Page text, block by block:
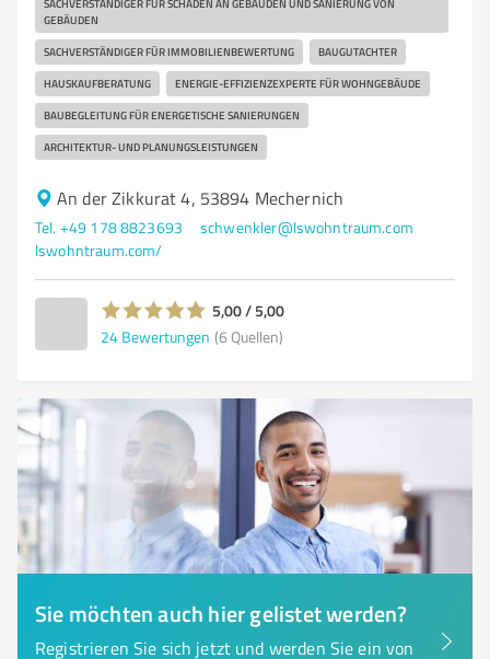
SACHVERSTÄNDIGER FÜR SCHÄDEN AN GEBÄUDEN UND SANIERUNG VON
GEBÄUDEN
SACHVERSTÄNDIGER FÜR IMMOBILIENBEWERTUNG BAUGUTACHTER
HAUSKAUFBERATUNG ENERGIE-EFFIZIENZEXPERTE FÜR WOHNGEBÄUDE
BAUBEGLEITUNG FÜR ENERGETISCHE SANIERUNGEN
ARCHITEKTUR- UND PLANUNGSLEISTUNGEN
An der Zikkurat 4, 53894 Mechernich
Tel. +49 178 8823693
schwenkler@lswohntraum.com
lswohntraum.com/
5,00 / 5,00
24 Bewertungen (6 Quellen)
Sie möchten auch hier gelistet werden?
Registrieren Sie sich jetzt und werden Sie ein von